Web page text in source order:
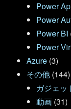
Power
Power
Power BI
Power
Azure (3)
その他 (144)
ガジェッ
動画 (31)